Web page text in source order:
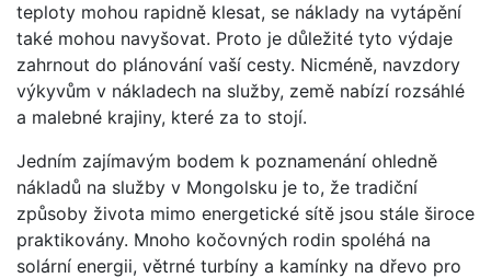
teploty mohou rapidně klesat, se náklady na vytápění
také mohou navyšovat. Proto je důležité tyto výdaje
zahrnout do plánování vaší cesty. Nicméně, navzdory
výkyvům v nákladech na služby, země nabízí rozsáhlé
a malebné krajiny, které za to stojí.
Jedním zajímavým bodem k poznamenání ohledně
nákladů na služby v Mongolsku je to, že tradiční
způsoby života mimo energetické sítě jsou stále široce
praktikovány. Mnoho kočovných rodin spoléhá na
solární energii, větrné turbíny a kamínky na dřevo pro